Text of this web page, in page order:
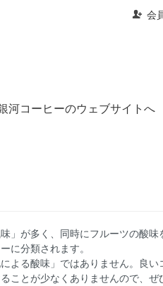
会
河コーヒーのウェブサイトへ
」が多く、同時にフルーツの酸
に分類されます。
よる酸味」ではありません。良
とが少なくありませんので、ぜ